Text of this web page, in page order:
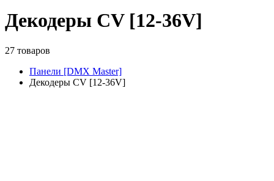
Декодеры CV [12-36V]
27 товаров
Панели [DMX Master]
Декодеры CV [12-36V]